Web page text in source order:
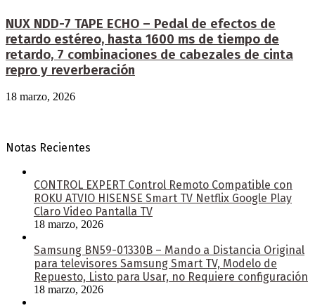
NUX NDD-7 TAPE ECHO – Pedal de efectos de
retardo estéreo, hasta 1600 ms de tiempo de
retardo, 7 combinaciones de cabezales de cinta
repro y reverberación
18 marzo, 2026
Notas Recientes
CONTROL EXPERT Control Remoto Compatible con
ROKU ATVIO HISENSE Smart TV Netflix Google Play
Claro Video Pantalla TV
18 marzo, 2026
Samsung BN59-01330B – Mando a Distancia Original
para televisores Samsung Smart TV, Modelo de
Repuesto, Listo para Usar, no Requiere configuración
18 marzo, 2026